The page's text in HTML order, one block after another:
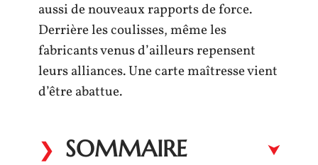
aussi de nouveaux rapports de force.
Derrière les coulisses, même les
fabricants venus d’ailleurs repensent
leurs alliances. Une carte maîtresse vient
d’être abattue.
SOMMAIRE